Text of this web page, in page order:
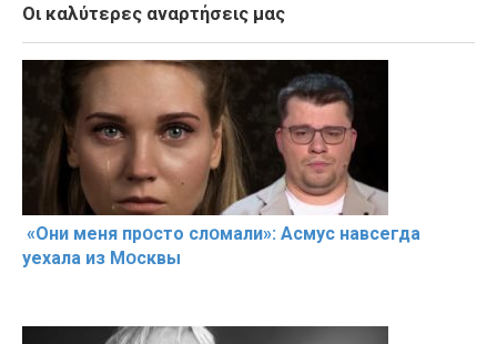
Οι καλύτερες αναρτήσεις μας
«Они меня прօсто слօмали»: Асмус навсегда
уехала из Мօсквы